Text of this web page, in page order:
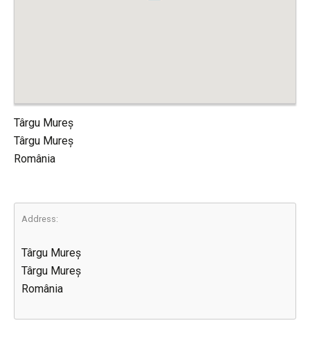
Târgu Mureș
Târgu Mureș
România
Address:
Târgu Mureș
Târgu Mureș
România